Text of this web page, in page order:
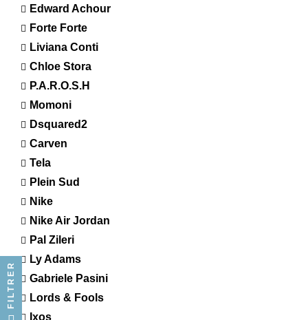
Edward Achour
Forte Forte
Liviana Conti
Chloe Stora
P.A.R.O.S.H
Momoni
Dsquared2
Carven
Tela
Plein Sud
Nike
Nike Air Jordan
Pal Zileri
Ly Adams
Gabriele Pasini
Lords & Fools
Ixos
FILTRER